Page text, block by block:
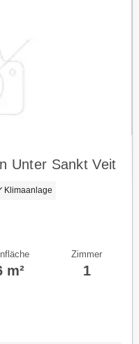
Unter Sankt Veit
Klimaanlage
m²
Zimmer
1